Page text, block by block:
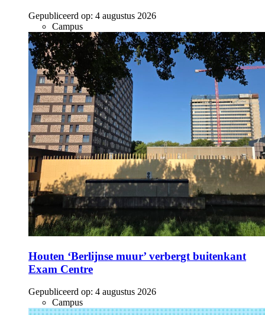
Gepubliceerd op: 4 augustus 2026
Campus
Houten ‘Berlijnse muur’ verbergt buitenkant
Exam Centre
Gepubliceerd op: 4 augustus 2026
Campus